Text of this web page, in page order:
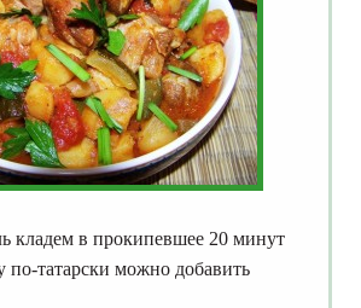
кладем в прокипевшее 20 минут
по-татарски можно добавить